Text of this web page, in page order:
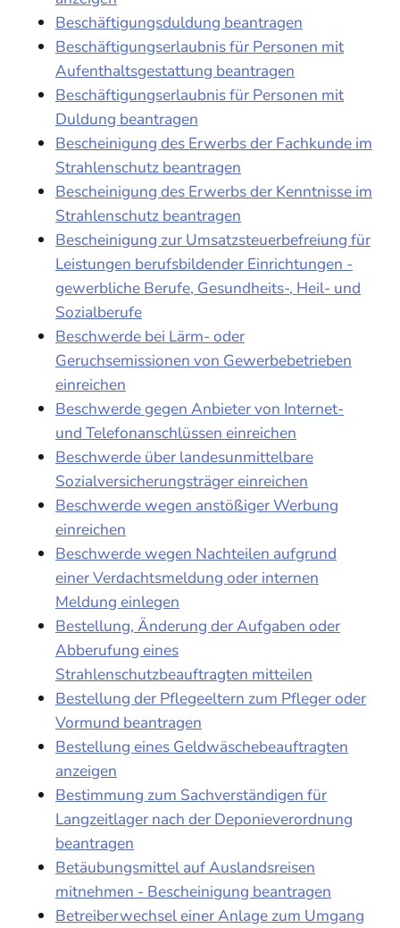
Beschäftigungsduldung beantragen
Beschäftigungserlaubnis für Personen mit
Aufenthaltsgestattung beantragen
Beschäftigungserlaubnis für Personen mit
Duldung beantragen
Bescheinigung des Erwerbs der Fachkunde im
Strahlenschutz beantragen
Bescheinigung des Erwerbs der Kenntnisse im
Strahlenschutz beantragen
Bescheinigung zur Umsatzsteuerbefreiung für
Leistungen berufsbildender Einrichtungen -
gewerbliche Berufe, Gesundheits-, Heil- und
Sozialberufe
Beschwerde bei Lärm- oder
Geruchsemissionen von Gewerbebetrieben
einreichen
Beschwerde gegen Anbieter von Internet-
und Telefonanschlüssen einreichen
Beschwerde über landesunmittelbare
Sozialversicherungsträger einreichen
Beschwerde wegen anstößiger Werbung
einreichen
Beschwerde wegen Nachteilen aufgrund
einer Verdachtsmeldung oder internen
Meldung einlegen
Bestellung, Änderung der Aufgaben oder
Abberufung eines
Strahlenschutzbeauftragten mitteilen
Bestellung der Pflegeeltern zum Pfleger oder
Vormund beantragen
Bestellung eines Geldwäschebeauftragten
anzeigen
Bestimmung zum Sachverständigen für
Langzeitlager nach der Deponieverordnung
beantragen
Betäubungsmittel auf Auslandsreisen
mitnehmen - Bescheinigung beantragen
Betreiberwechsel einer Anlage zum Umgang